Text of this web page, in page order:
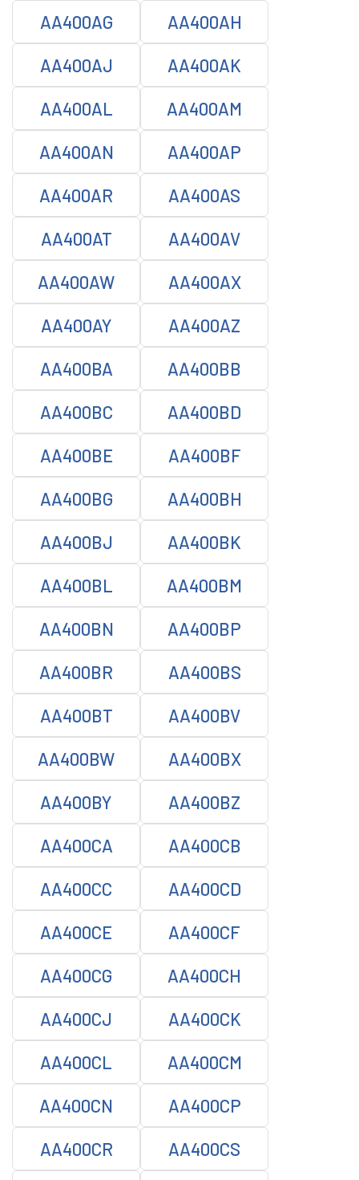
AA400AG AA400AH
AA400AJ AA400AK
AA400AL AA400AM
AA400AN AA400AP
AA400AR AA400AS
AA400AT AA400AV
AA400AW AA400AX
AA400AY AA400AZ
AA400BA AA400BB
AA400BC AA400BD
AA400BE AA400BF
AA400BG AA400BH
AA400BJ AA400BK
AA400BL AA400BM
AA400BN AA400BP
AA400BR AA400BS
AA400BT AA400BV
AA400BW AA400BX
AA400BY AA400BZ
AA400CA AA400CB
AA400CC AA400CD
AA400CE AA400CF
AA400CG AA400CH
AA400CJ AA400CK
AA400CL AA400CM
AA400CN AA400CP
AA400CR AA400CS